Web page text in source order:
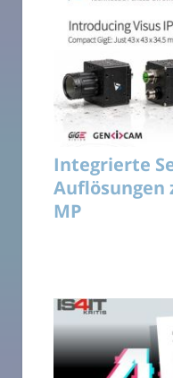
Integrierte
Auflösungen
MP